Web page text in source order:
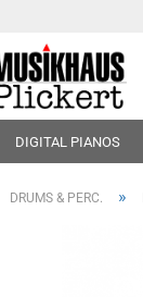
DIGITAL PIANOS
DRUMS & PERC. »